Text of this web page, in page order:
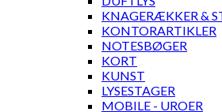
KNAGERÆKKER &
KONTORARTIKLER
NOTESBØGER
KORT
KUNST
LYSESTAGER
MOBILE - UROER